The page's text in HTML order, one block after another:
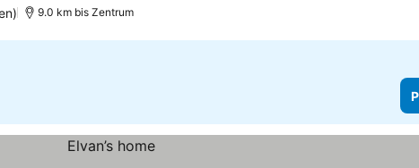
9.0 km bis Zentrum